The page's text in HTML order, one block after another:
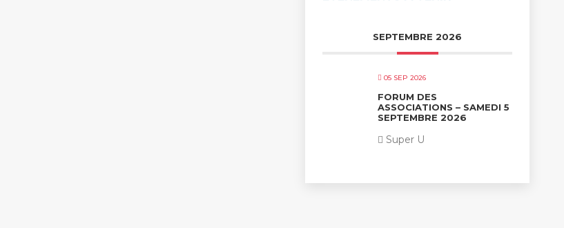
SEPTEMBRE 2026
05 SEP 2026
FORUM DES
ASSOCIATIONS – SAMEDI 5
SEPTEMBRE 2026
Super U